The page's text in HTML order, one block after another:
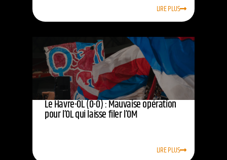
LIRE PLUS
Le Havre-OL (0-0) : Mauvaise opération
pour l’OL qui laisse filer l’OM
LIRE PLUS